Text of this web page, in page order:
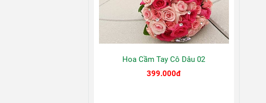
Hoa Cầm Tay Cô Dâu 02
399.000đ